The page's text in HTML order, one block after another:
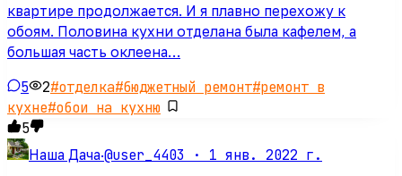
квартире продолжается. И я плавно перехожу к
обоям. Половина кухни отделана была кафелем, а
большая часть оклеена…
5 2#отделка#бюджетный ремонт#ремонт в
кухне#обои на кухню
5
Наша Дача·@user_4403 · 1 янв. 2022 г.